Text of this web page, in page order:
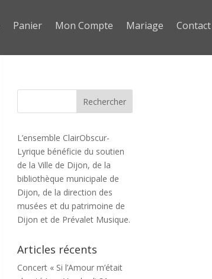
Panier Mon Compte Mariage Contact
L’ensemble ClairObscur-
Lyrique bénéficie du soutien
de la Ville de Dijon, de la
bibliothèque municipale de
Dijon, de la direction des
musées et du patrimoine de
Dijon et de Prévalet Musique.
Articles récents
Concert « Si l’Amour m’était